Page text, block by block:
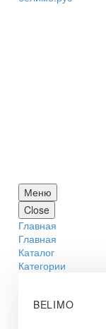
Меню
Close
Главная
Главная
Каталог
Категории
BELIMO